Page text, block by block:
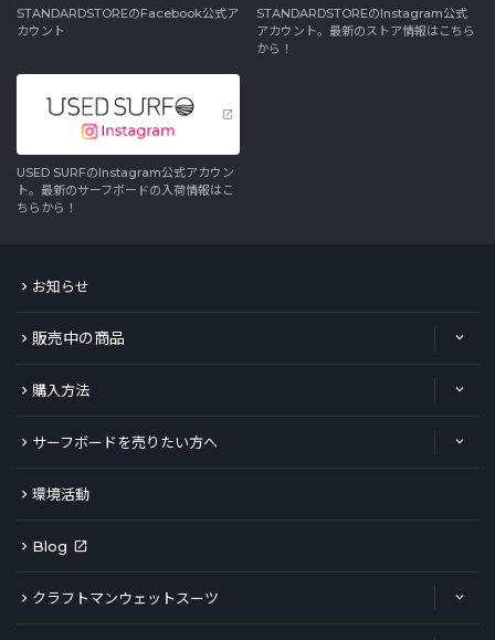
STANDARDSTOREのFacebook公式ア
カウント
STANDARDSTOREのInstagram公式
アカウント。最新のストア情報はこちら
から！
USED SURFのInstagram公式アカウン
ト。最新のサーフボードの入荷情報はこ
ちらから！
お知らせ
販売中の商品
購入方法
サーフボードを売りたい方へ
環境活動
Blog
クラフトマンウェットスーツ